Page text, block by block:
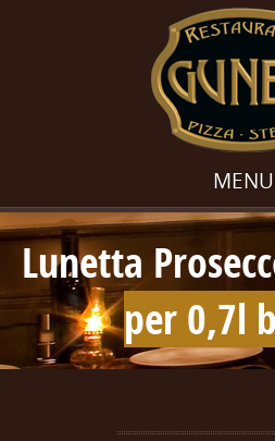
MENU
Lunetta
per 0,7l